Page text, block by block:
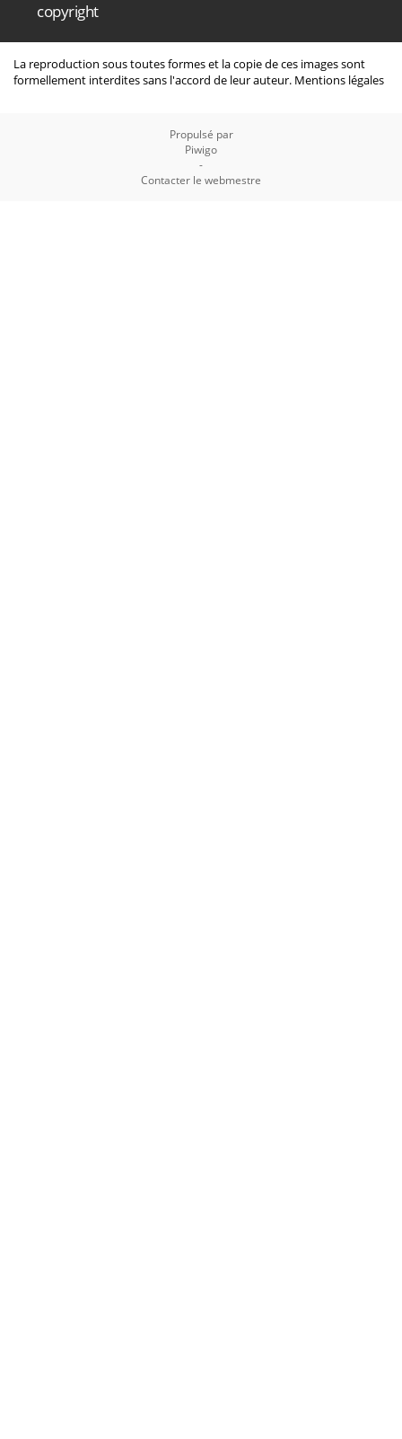
copyright
La reproduction sous toutes formes et la copie de ces images sont
formellement interdites sans l'accord de leur auteur. Mentions légales
Propulsé par
Piwigo
-
Contacter le webmestre